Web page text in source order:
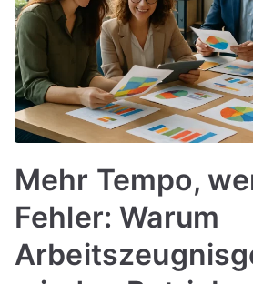
Mehr Tempo,
Fehler: Warum